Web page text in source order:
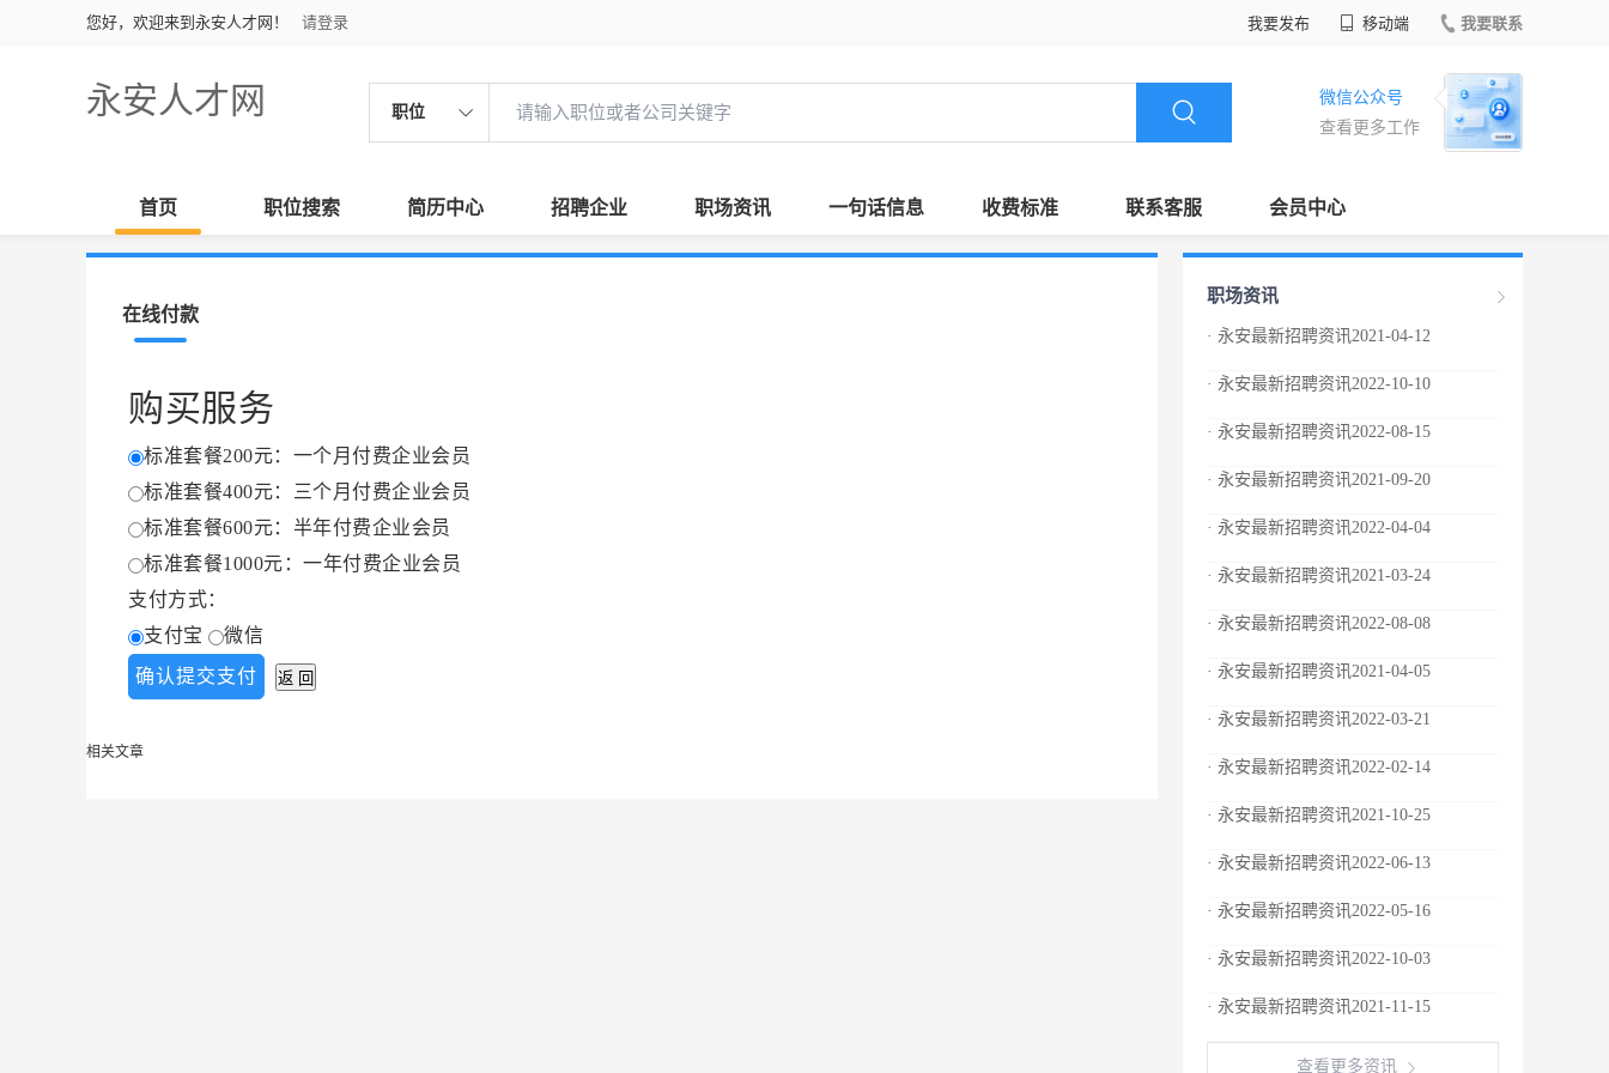
您好，欢迎来到永安人才网！ 请登录 我要发布 移动端 我要联系
永安人才网 职位
微信公众号
查看更多工作
首页 职位搜索 简历中心 招聘企业 职场资讯 一句话信息 收费标准 联系客服 会员中心
在线付款
购买服务
标准套餐200元：一个月付费企业会员
标准套餐400元：三个月付费企业会员
标准套餐600元：半年付费企业会员
标准套餐1000元：一年付费企业会员
支付方式：
支付宝
微信
相关文章
职场资讯
· 永安最新招聘资讯2021-04-12
· 永安最新招聘资讯2022-10-10
· 永安最新招聘资讯2022-08-15
· 永安最新招聘资讯2021-09-20
· 永安最新招聘资讯2022-04-04
· 永安最新招聘资讯2021-03-24
· 永安最新招聘资讯2022-08-08
· 永安最新招聘资讯2021-04-05
· 永安最新招聘资讯2022-03-21
· 永安最新招聘资讯2022-02-14
· 永安最新招聘资讯2021-10-25
· 永安最新招聘资讯2022-06-13
· 永安最新招聘资讯2022-05-16
· 永安最新招聘资讯2022-10-03
· 永安最新招聘资讯2021-11-15
查看更多资讯